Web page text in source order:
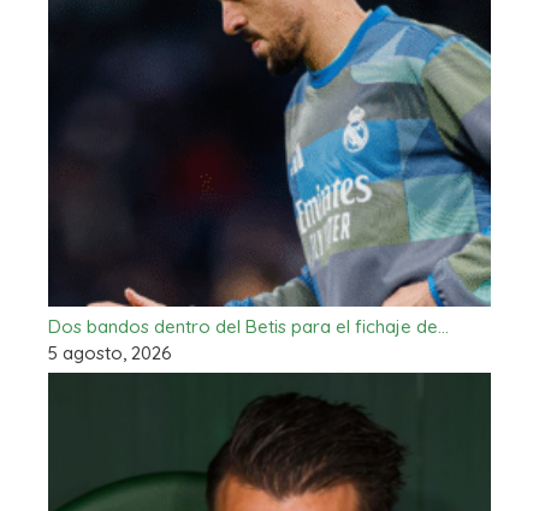
Dos bandos dentro del Betis para el fichaje de…
5 agosto, 2026